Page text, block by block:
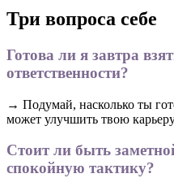
Три вопроса себе
Готова ли я завтра
ответственности?
→ Подумай, насколько ты
может улучшить твою
Стоит ли быть
спокойную тактику?